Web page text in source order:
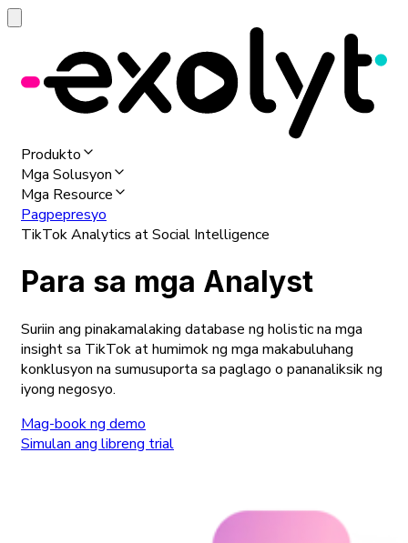
Produkto
Mga Solusyon
Mga Resource
Pagpepresyo
TikTok Analytics at Social Intelligence
Para sa mga Analyst
Suriin ang pinakamalaking database ng holistic na mga
insight sa TikTok at humimok ng mga makabuluhang
konklusyon na sumusuporta sa paglago o pananaliksik ng
iyong negosyo.
Mag-book ng demo
Simulan ang libreng trial